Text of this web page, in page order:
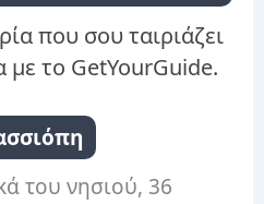
που σου ταιριάζει
με το GetYourGuide.
του νησιού, 36